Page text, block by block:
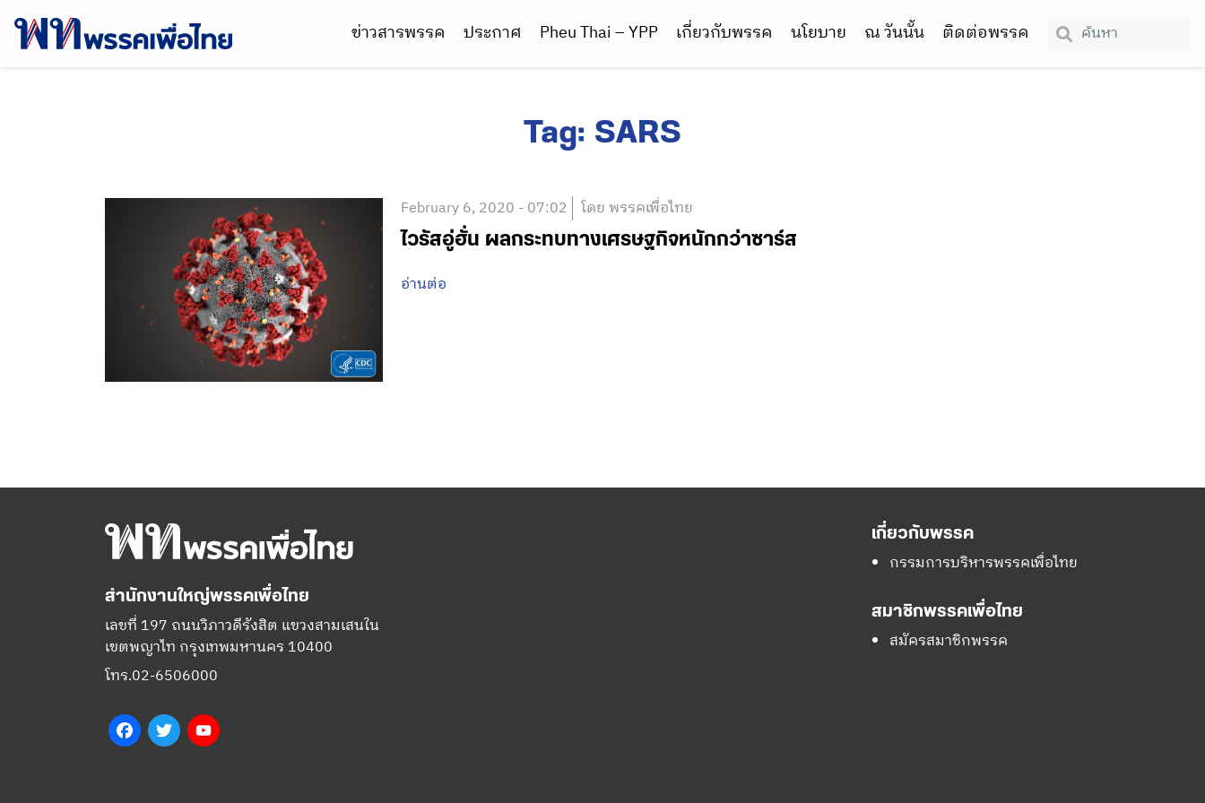
ข่าวสารพรรค ประกาศ Pheu Thai – YPP เกี่ยวกับพรรค นโยบาย ณ วันนั้น ติดต่อพรรค
Tag: SARS
February 6, 2020 - 07:02 โดย พรรคเพื่อไทย
ไวรัสอู่ฮั่น ผลกระทบทางเศรษฐกิจหนักกว่าซาร์ส
อ่านต่อ
สำนักงานใหญ่พรรคเพื่อไทย
เลขที่ 197 ถนนวิภาวดีรังสิต แขวงสามเสนใน
เขตพญาไท กรุงเทพมหานคร 10400
โทร.02-6506000
FacebookTwitter
เกี่ยวกับพรรค
กรรมการบริหารพรรคเพื่อไทย
สมาชิกพรรคเพื่อไทย
สมัครสมาชิกพรรค